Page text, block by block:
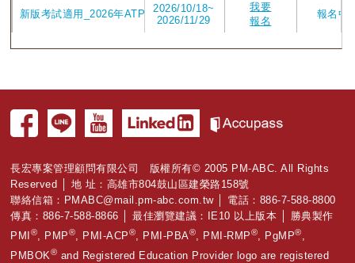
2026/10/18~
2026/11/29
我要
報名
報名中
新版考試適用_2026年ATP V4版課程 第208屆高雄班PMP認證培訓專
長宏專案管理顧問有限公司 版權所有© 2005 PM-ABC. All Rights
Reserved │ 地 址：高雄市804鼓山區建榮路158號
聯絡信箱： PMABC@mail.pm-abc.com.tw│ 電話：886-7-588-8800
傳真：886-7-588-8866 │ 最佳瀏覽建議：IE10 以上版本 │ 勝典製作
PMI ®, PMP®, PMI-ACP®, PMI-PBA®, PMI-RMP®, PgMP®,
PMBOK® and Registered Education Provider logo are registered